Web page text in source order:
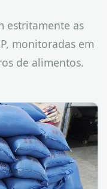
estritamente as
monitoradas em
de alimentos.